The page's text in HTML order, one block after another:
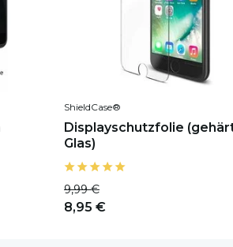
ShieldCase®
Displayschutzfolie
Glas)
9,99 €
8,95 €